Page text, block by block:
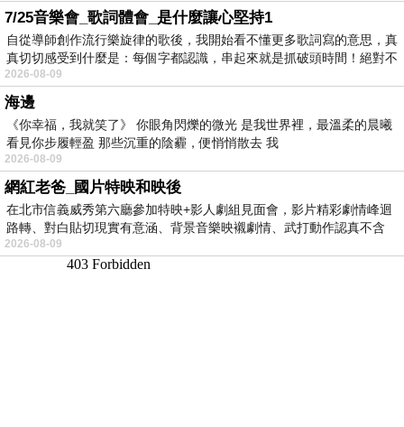
7/25音樂會_歌詞體會_是什麼讓心堅持1
自從導師創作流行樂旋律的歌後，我開始看不懂更多歌詞寫的意思，真
真切切感受到什麼是：每個字都認識，串起來就是抓破頭時間！絕對不
2026-08-09
海邊
《你幸福，我就笑了》 你眼角閃爍的微光 是我世界裡，最溫柔的晨曦
看見你步履輕盈 那些沉重的陰霾，便悄悄散去 我
2026-08-09
網紅老爸_國片特映和映後
在北市信義威秀第六廳參加特映+影人劇組見面會，影片精彩劇情峰迴
路轉、對白貼切現實有意涵、背景音樂映襯劇情、武打動作認真不含
糊、
2026-08-09